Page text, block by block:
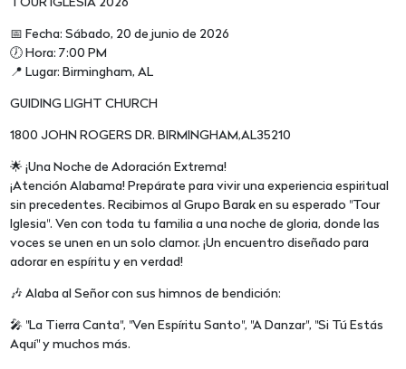
TOUR IGLESIA 2026
📅 Fecha: Sábado, 20 de junio de 2026
🕖 Hora: 7:00 PM
📍 Lugar: Birmingham, AL
GUIDING LIGHT CHURCH
1800 JOHN ROGERS DR. BIRMINGHAM,AL35210
🌟 ¡Una Noche de Adoración Extrema!
¡Atención Alabama! Prepárate para vivir una experiencia espiritual
sin precedentes. Recibimos al Grupo Barak en su esperado "Tour
Iglesia". Ven con toda tu familia a una noche de gloria, donde las
voces se unen en un solo clamor. ¡Un encuentro diseñado para
adorar en espíritu y en verdad!
🎶 Alaba al Señor con sus himnos de bendición:
🎤 "La Tierra Canta", "Ven Espíritu Santo", "A Danzar", "Si Tú Estás
Aquí" y muchos más.